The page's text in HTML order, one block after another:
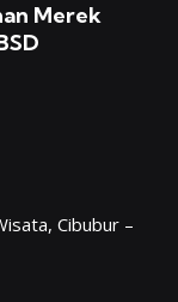
Merek
Cibubur –